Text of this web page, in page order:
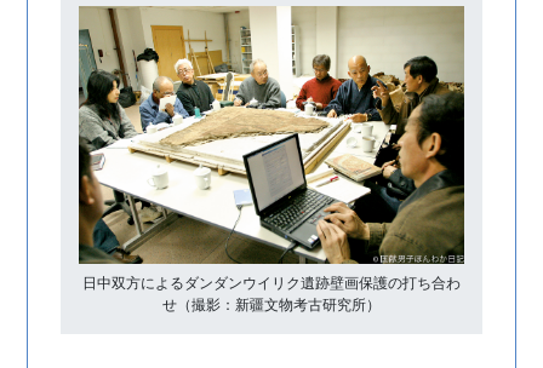
日中双方によるダンダンウイリク遺跡壁画保護の打ち合わ
せ（撮影：新疆文物考古研究所）